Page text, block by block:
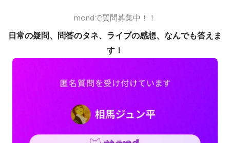
mondで質問募集中！！
日常の疑問、問答のタネ、ライブの感想、なんでも答えま
す！